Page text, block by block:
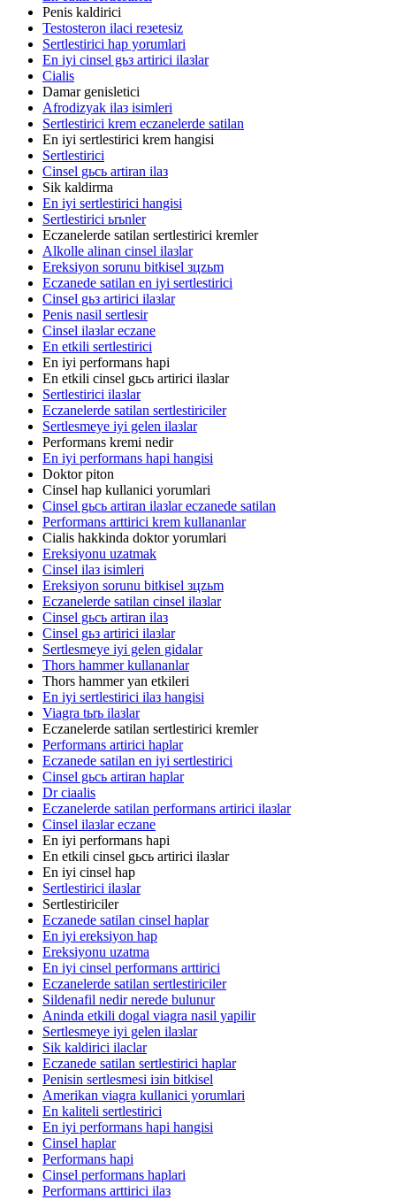
Penis kaldirici
Testosteron ilaci reзetesiz
Sertlestirici hap yorumlari
En iyi cinsel gьз artirici ilaзlar
Cialis
Damar genisletici
Afrodizyak ilaз isimleri
Sertlestirici krem eczanelerde satilan
En iyi sertlestirici krem hangisi
Sertlestirici
Cinsel gьcь artiran ilaз
Sik kaldirma
En iyi sertlestirici hangisi
Sertlestirici ьrьnler
Eczanelerde satilan sertlestirici kremler
Alkolle alinan cinsel ilaзlar
Ereksiyon sorunu bitkisel зцzьm
Eczanede satilan en iyi sertlestirici
Cinsel gьз artirici ilaзlar
Penis nasil sertlesir
Cinsel ilaзlar eczane
En etkili sertlestirici
En iyi performans hapi
En etkili cinsel gьcь artirici ilaзlar
Sertlestirici ilaзlar
Eczanelerde satilan sertlestiriciler
Sertlesmeye iyi gelen ilaзlar
Performans kremi nedir
En iyi performans hapi hangisi
Doktor piton
Cinsel hap kullanici yorumlari
Cinsel gьcь artiran ilaзlar eczanede satilan
Performans arttirici krem kullananlar
Cialis hakkinda doktor yorumlari
Ereksiyonu uzatmak
Cinsel ilaз isimleri
Ereksiyon sorunu bitkisel зцzьm
Eczanelerde satilan cinsel ilaзlar
Cinsel gьcь artiran ilaз
Cinsel gьз artirici ilaзlar
Sertlesmeye iyi gelen gidalar
Thors hammer kullananlar
Thors hammer yan etkileri
En iyi sertlestirici ilaз hangisi
Viagra tьrь ilaзlar
Eczanelerde satilan sertlestirici kremler
Performans artirici haplar
Eczanede satilan en iyi sertlestirici
Cinsel gьcь artiran haplar
Dr ciaalis
Eczanelerde satilan performans artirici ilaзlar
Cinsel ilaзlar eczane
En iyi performans hapi
En etkili cinsel gьcь artirici ilaзlar
En iyi cinsel hap
Sertlestirici ilaзlar
Sertlestiriciler
Eczanede satilan cinsel haplar
En iyi ereksiyon hap
Ereksiyonu uzatma
En iyi cinsel performans arttirici
Eczanelerde satilan sertlestiriciler
Sildenafil nedir nerede bulunur
Aninda etkili dogal viagra nasil yapilir
Sertlesmeye iyi gelen ilaзlar
Sik kaldirici ilaclar
Eczanede satilan sertlestirici haplar
Penisin sertlesmesi iзin bitkisel
Amerikan viagra kullanici yorumlari
En kaliteli sertlestirici
En iyi performans hapi hangisi
Cinsel haplar
Performans hapi
Cinsel performans haplari
Performans arttirici ilaз